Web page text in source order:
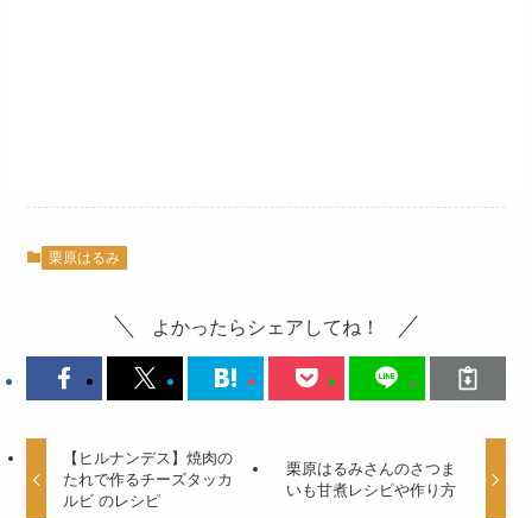
栗原はるみ
よかったらシェアしてね！
【ヒルナンデス】焼肉の
たれで作るチーズタッカ
ルビ のレシピ
栗原はるみさんのさつま
いも甘煮レシピや作り方